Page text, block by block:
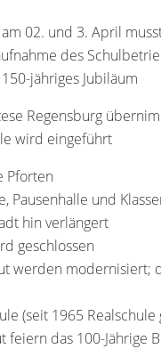
02. und 3. April
des
jähriges Jubiläum
Regensburg
wird eingeführt
Pforten
Pausenhalle und
hin verlängert
geschlossen
werden modernisiert;
(seit 1965
feiern das 100-Jährige